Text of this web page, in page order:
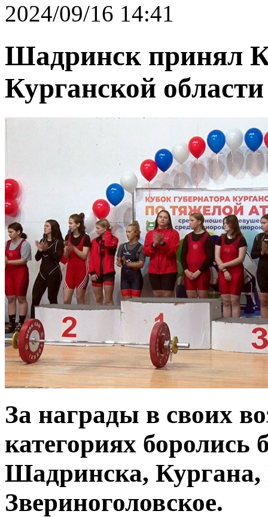
2024/09/16 14:41
Шадринск принял
Курганской
За награды в своих
категориях боролись
Шадринска,
Звериноголовское.